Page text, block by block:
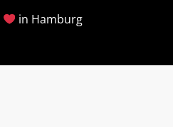
in Hamburg